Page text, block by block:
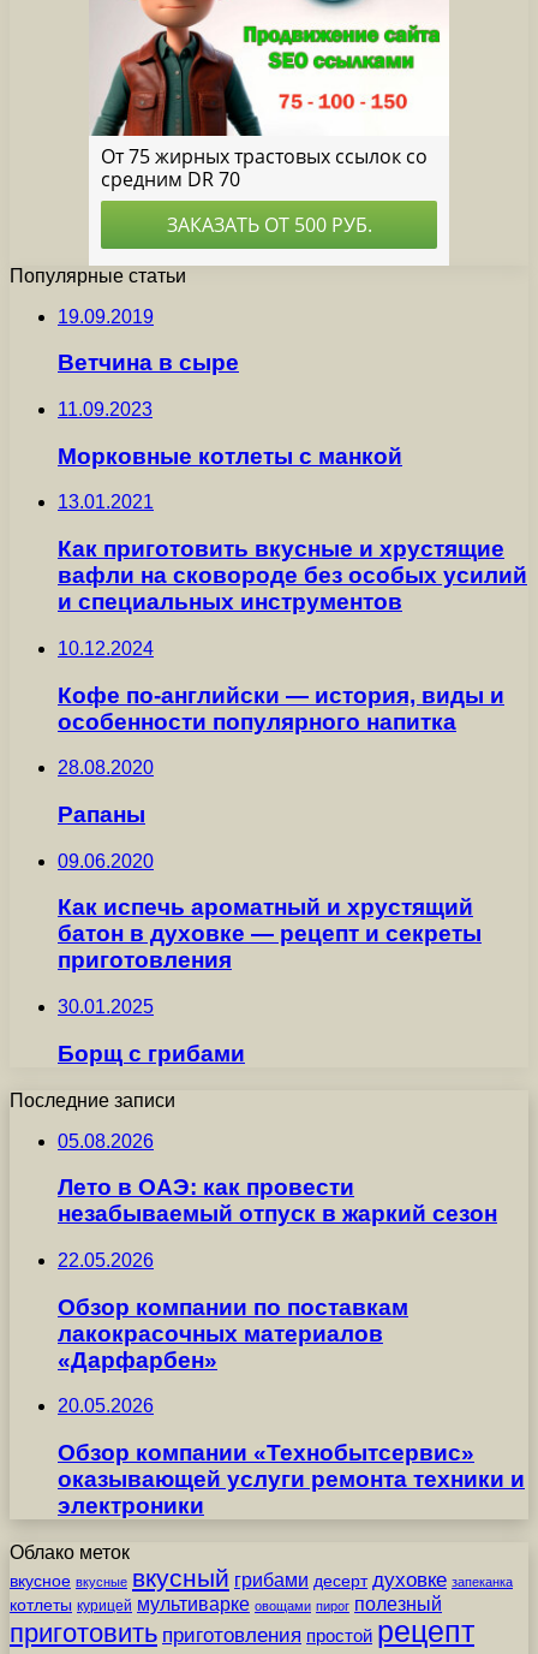
Популярные статьи
19.09.2019
Ветчина в сыре
11.09.2023
Морковные котлеты с манкой
13.01.2021
Как приготовить вкусные и хрустящие
вафли на сковороде без особых усилий
и специальных инструментов
10.12.2024
Кофе по-английски — история, виды и
особенности популярного напитка
28.08.2020
Рапаны
09.06.2020
Как испечь ароматный и хрустящий
батон в духовке — рецепт и секреты
приготовления
30.01.2025
Борщ с грибами
Последние записи
05.08.2026
Лето в ОАЭ: как провести
незабываемый отпуск в жаркий сезон
22.05.2026
Обзор компании по поставкам
лакокрасочных материалов
«Дарфарбен»
20.05.2026
Обзор компании «Технобытсервис»
оказывающей услуги ремонта техники и
электроники
Облако меток
вкусное вкусные вкусный грибами десерт духовке запеканка
котлеты курицей мультиварке овощами пирог полезный
приготовить приготовления простой рецепт